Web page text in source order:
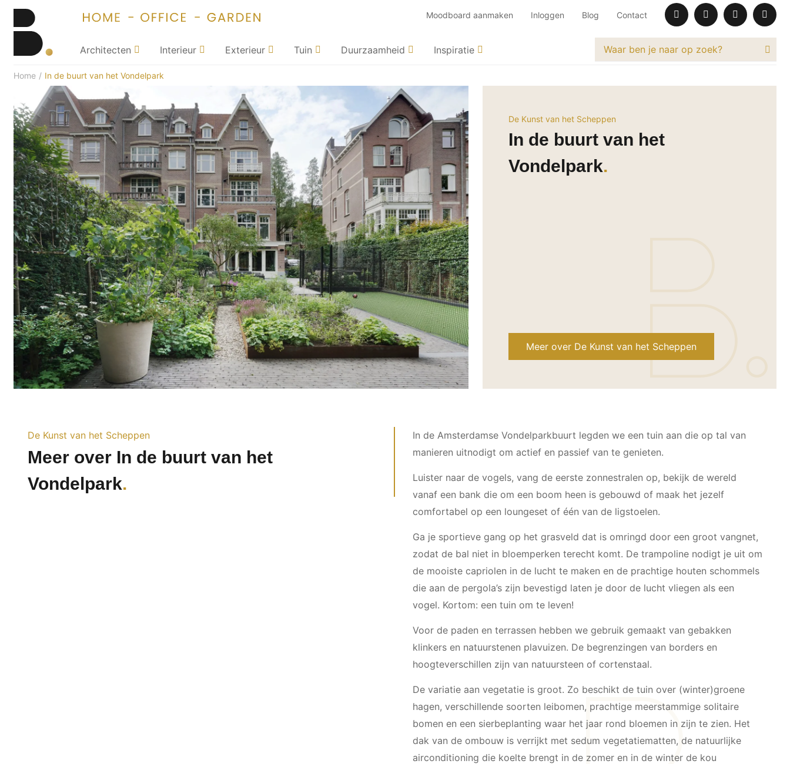
Moodboard aanmaken Inloggen Blog Contact
Architecten Interieur Exterieur Tuin Duurzaamheid Inspiratie
Home / In de buurt van het Vondelpark
De Kunst van het Scheppen
In de buurt van het
Vondelpark
Meer over De Kunst van het Scheppen
De Kunst van het Scheppen
Meer over In de buurt van het
Vondelpark
In de Amsterdamse Vondelparkbuurt legden we een tuin aan die op tal van
manieren uitnodigt om actief en passief van te genieten.
Luister naar de vogels, vang de eerste zonnestralen op, bekijk de wereld
vanaf een bank die om een boom heen is gebouwd of maak het jezelf
comfortabel op een loungeset of één van de ligstoelen.
Ga je sportieve gang op het grasveld dat is omringd door een groot vangnet,
zodat de bal niet in bloemperken terecht komt. De trampoline nodigt je uit om
de mooiste capriolen in de lucht te maken en de prachtige houten schommels
die aan de pergola’s zijn bevestigd laten je door de lucht vliegen als een
vogel. Kortom: een tuin om te leven!
Voor de paden en terrassen hebben we gebruik gemaakt van gebakken
klinkers en natuurstenen plavuizen. De begrenzingen van borders en
hoogteverschillen zijn van natuursteen of cortenstaal.
De variatie aan vegetatie is groot. Zo beschikt de tuin over (winter)groene
hagen, verschillende soorten leibomen, prachtige meerstammige solitaire
bomen en een sierbeplanting waar het jaar rond bloemen in zijn te zien. Het
dak van de ombouw is verrijkt met sedum vegetatiematten, de natuurlijke
airconditioning die koelte brengt in de zomer en in de winter de kou